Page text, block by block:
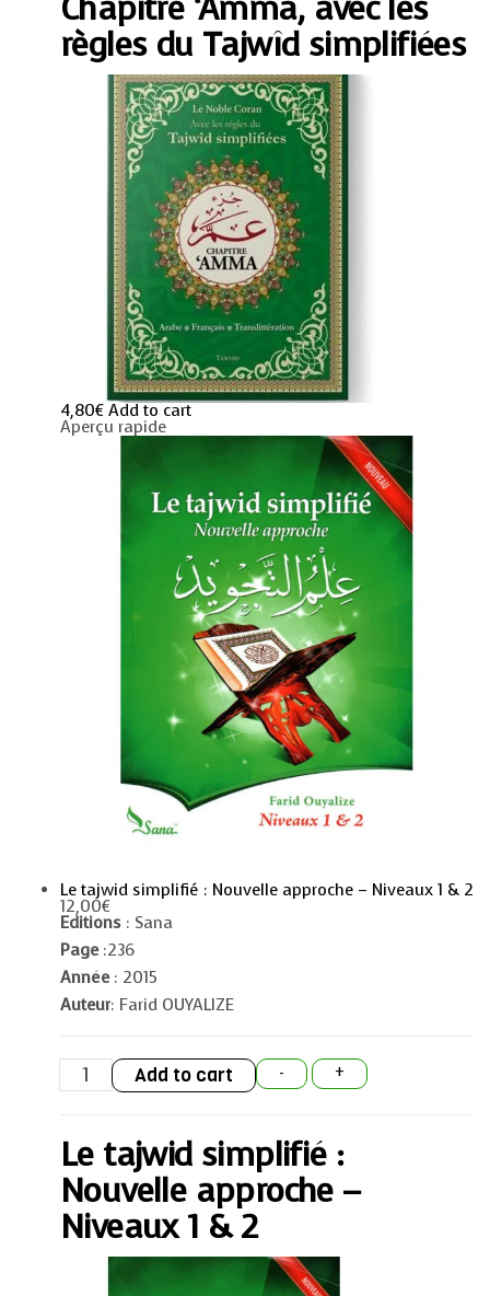
Tajwîd
simplifiées
quantity
Chapitre ‘Amma, avec les
règles du Tajwîd simplifiées
4,80€ Add to cart
Aperçu rapide
Le tajwid simplifié : Nouvelle approche – Niveaux 1 & 2
12,00€
Editions : Sana
Page:236
Année : 2015
Auteur: Farid OUYALIZE
-
Le
tajwid
simplifié
approche
-
Niveaux
&
+
Add to cart
Le tajwid simplifié :
Nouvelle approche –
Niveaux 1 & 2